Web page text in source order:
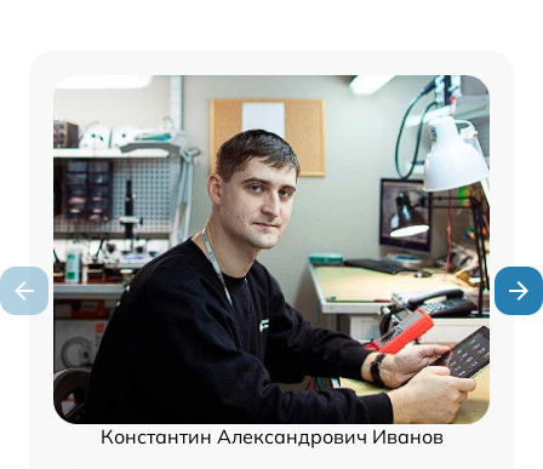
Константин Александрович Иванов